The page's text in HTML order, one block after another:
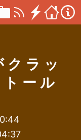
ラッ
ール